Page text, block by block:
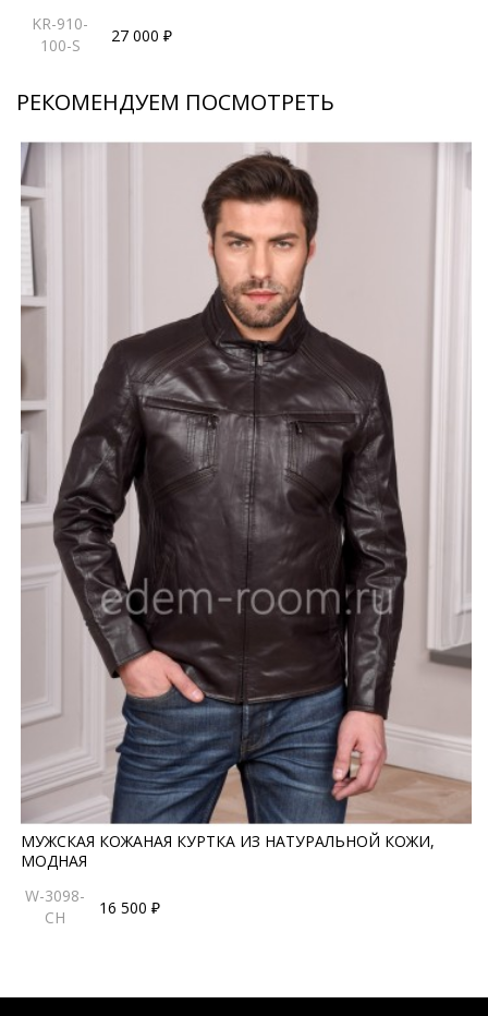
KR-910-
100-S
27 000 ₽
РЕКОМЕНДУЕМ ПОСМОТРЕТЬ
МУЖСКАЯ КОЖАНАЯ КУРТКА ИЗ НАТУРАЛЬНОЙ КОЖИ,
МОДНАЯ
W-3098-
CH
16 500 ₽